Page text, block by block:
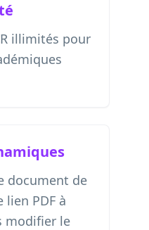
illimités pour
document de
lien PDF à
modifier le